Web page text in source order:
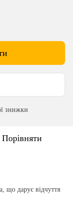
знижки
Порівняти
що дарує відчуття